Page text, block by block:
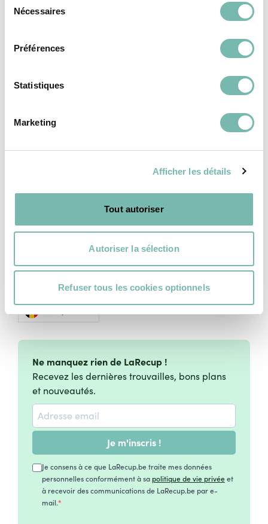
Nécessaires
Préférences
Statistiques
Marketing
Afficher les détails
Tout autoriser
Autoriser la sélection
Refuser tous les cookies optionnels
High-Tech
Modes de livraison
Retours et remboursement
Mentions légales
Charte Cookies
Conditions Générales d'Utilisation
Ne manquez rien de LaRecup !
Recevez les dernières trouvailles, bons plans
et nouveautés.
Je m'inscris !
Je consens à ce que LaRecup.be traite mes données
personnelles conformément à sapolitique de vie privéeet
à recevoir des communications de LaRecup.be par e-
mail.